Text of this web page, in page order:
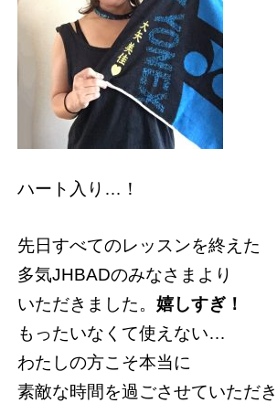
ハート入り…！
先日すべてのレッスンを終えた
多気JHBADのみなさまより
いただきました。 嬉しすぎ！
もったいなくて使えない…
わたしの方こそ本当に
素敵な時間を過ごさせていただき